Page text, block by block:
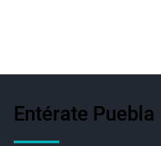
Entérate Puebla